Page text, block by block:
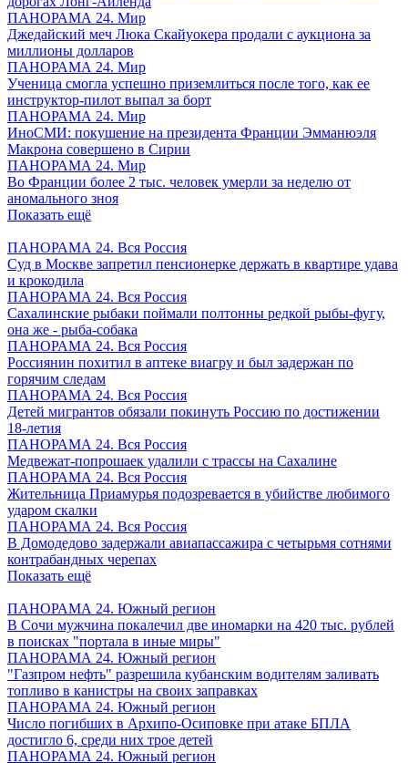
ПАНОРАМА 24. Мир
Джедайский меч Люка Скайуокера продали с аукциона за
миллионы долларов
ПАНОРАМА 24. Мир
Ученица смогла успешно приземлиться после того, как ее
инструктор-пилот выпал за борт
ПАНОРАМА 24. Мир
ИноСМИ: покушение на президента Франции Эмманюэля
Макрона совершено в Сирии
ПАНОРАМА 24. Мир
Во Франции более 2 тыс. человек умерли за неделю от
аномального зноя
Показать ещё
ПАНОРАМА 24. Вся Россия
Суд в Москве запретил пенсионерке держать в квартире удава
и крокодила
ПАНОРАМА 24. Вся Россия
Сахалинские рыбаки поймали полтонны редкой рыбы-фугу,
она же - рыба-собака
ПАНОРАМА 24. Вся Россия
Россиянин похитил в аптеке виагру и был задержан по
горячим следам
ПАНОРАМА 24. Вся Россия
Детей мигрантов обязали покинуть Россию по достижении
18-летия
ПАНОРАМА 24. Вся Россия
Медвежат-попрошаек удалили с трассы на Сахалине
ПАНОРАМА 24. Вся Россия
Жительница Приамурья подозревается в убийстве любимого
ударом скалки
ПАНОРАМА 24. Вся Россия
В Домодедово задержали авиапассажира с четырьмя сотнями
контрабандных черепах
Показать ещё
ПАНОРАМА 24. Южный регион
В Сочи мужчина покалечил две иномарки на 420 тыс. рублей
в поисках "портала в иные миры"
ПАНОРАМА 24. Южный регион
"Газпром нефть" разрешила кубанским водителям заливать
топливо в канистры на своих заправках
ПАНОРАМА 24. Южный регион
Число погибших в Архипо-Осиповке при атаке БПЛА
достигло 6, среди них трое детей
ПАНОРАМА 24. Южный регион